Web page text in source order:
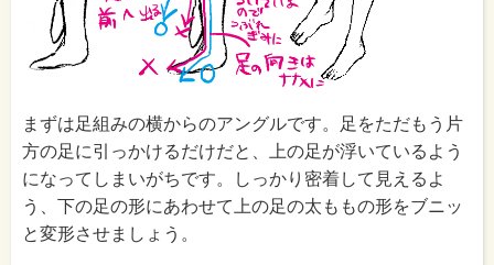
まずは足組みの横からのアングルです。足をただもう片
方の足に引っかけるだけだと、上の足が浮いているよう
になってしまいがちです。しっかり密着して見えるよ
う、下の足の形にあわせて上の足の太ももの形をブニッ
と変形させましょう。